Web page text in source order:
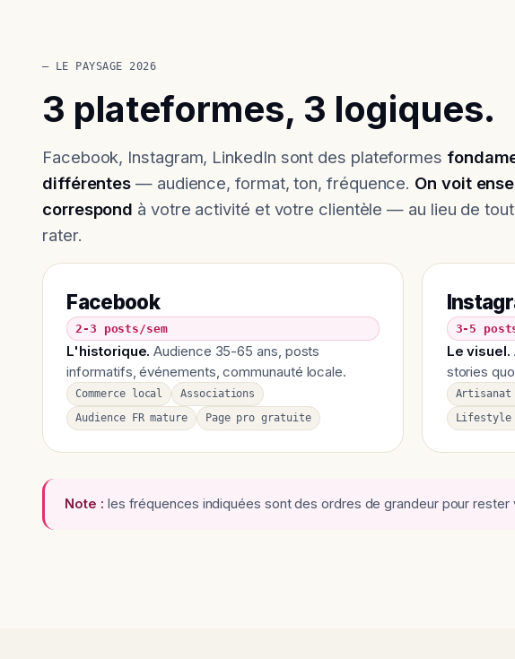
— LE PAYSAGE 2026
3 plateformes, 3 logiques.
Facebook, Instagram, LinkedIn sont des plateformes
différentes — audience, format, ton, fréquence. On voit
correspond à votre activité et votre clientèle — au lieu de
rater.
Facebook
2-3 posts/sem
L'historique. Audience 35-65 ans, posts
informatifs, événements, communauté locale.
Commerce local
Associations
Audience FR mature
Page pro gratuite
3-5
Le visuel.
stories
Artisanat
Lifestyle
Note : les fréquences indiquées sont des ordres de grandeur pour rester